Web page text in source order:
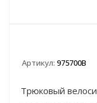
Артикул: 975700B
Трюковый